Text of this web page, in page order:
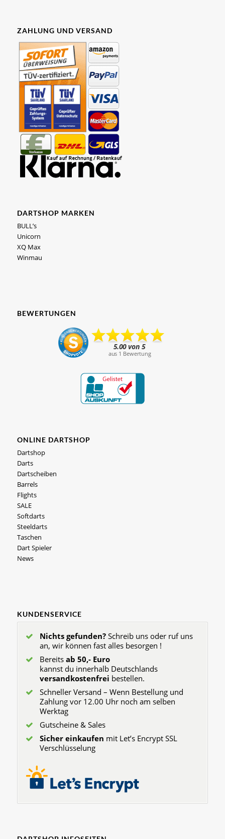
ZAHLUNG UND VERSAND
DARTSHOP MARKEN
BULL’s
Unicorn
XQ Max
Winmau
BEWERTUNGEN
ONLINE DARTSHOP
Dartshop
Darts
Dartscheiben
Barrels
Flights
SALE
Softdarts
Steeldarts
Taschen
Dart Spieler
News
KUNDENSERVICE
Nichts gefunden?Schreib uns oder ruf uns
an, wir können fast alles besorgen !
Bereits ab 50,- Euro
kannst du innerhalb Deutschlands
versandkostenfrei bestellen.
Schneller Versand – Wenn Bestellung und
Zahlung vor 12.00 Uhr noch am selben
Werktag
Gutscheine & Sales
Sicher einkaufen mit Let’s Encrypt SSL
Verschlüsselung